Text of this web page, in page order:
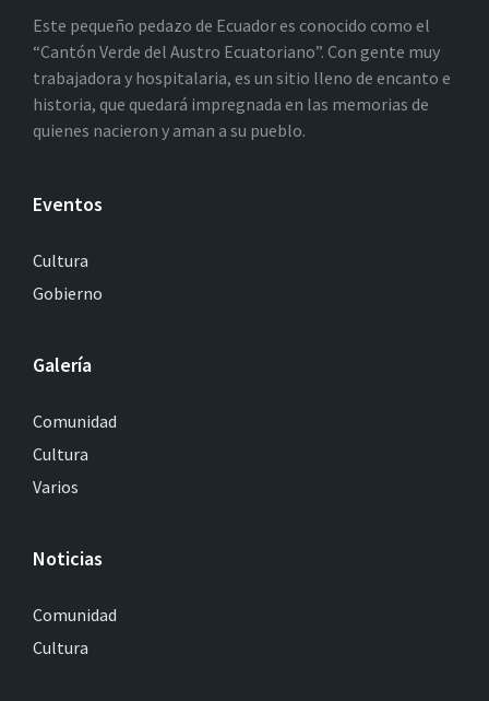
Este pequeño pedazo de Ecuador es conocido como el
“Cantón Verde del Austro Ecuatoriano”. Con gente muy
trabajadora y hospitalaria, es un sitio lleno de encanto e
historia, que quedará impregnada en las memorias de
quienes nacieron y aman a su pueblo.
Eventos
Cultura
Gobierno
Galería
Comunidad
Cultura
Varios
Noticias
Comunidad
Cultura